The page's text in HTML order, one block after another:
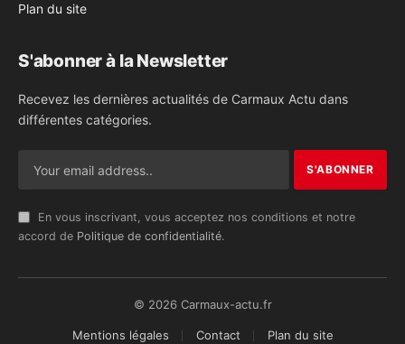
Plan du site
S'abonner à la Newsletter
Recevez les dernières actualités de Carmaux Actu dans
différentes catégories.
En vous inscrivant, vous acceptez nos conditions et notre
accord de Politique de confidentialité.
© 2026 Carmaux-actu.fr
Mentions légales Contact Plan du site